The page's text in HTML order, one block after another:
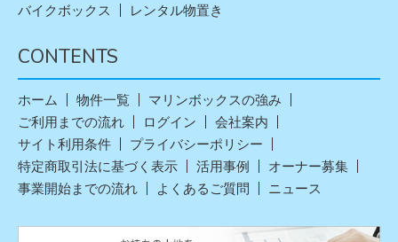
バイクボックス
レンタル物置き
CONTENTS
ホーム 物件一覧
マリンボックスの強み
ご利用までの流れ
ログイン
会社案内
サイト利用条件
プライバシーポリシー
特定商取引法に基づく表示
活用事例
オーナー募集
事業開始までの流れ
よくあるご質問 ニュース